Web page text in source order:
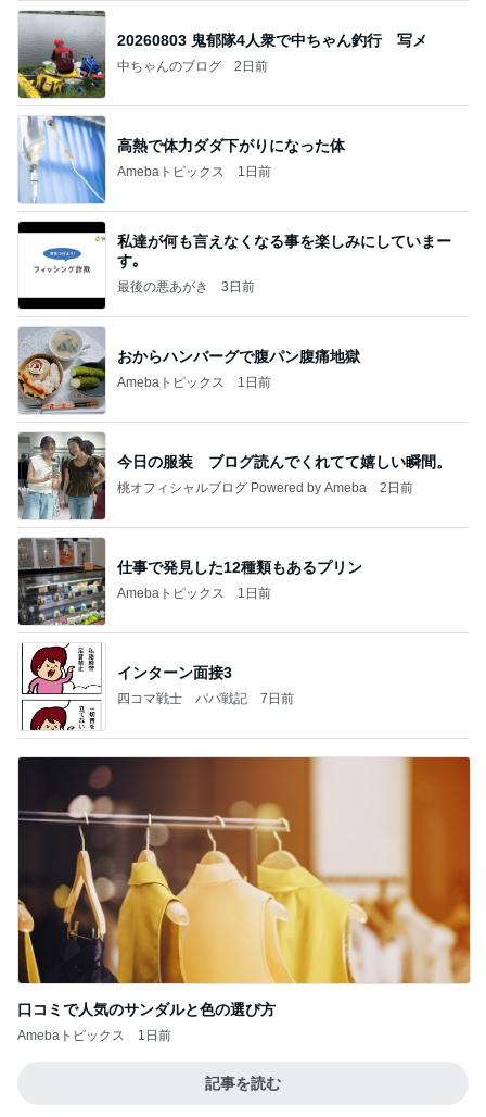
20260803 鬼郁隊4人衆で中ちゃん釣行 写メ
中ちゃんのブログ 2日前
高熱で体力ダダ下がりになった体
Amebaトピックス 1日前
私達が何も言えなくなる事を楽しみにしていまー
す｡
最後の悪あがき 3日前
おからハンバーグで腹パン腹痛地獄
Amebaトピックス 1日前
今日の服装 ブログ読んでくれてて嬉しい瞬間。
桃オフィシャルブログ Powered by Ameba 2日前
仕事で発見した12種類もあるプリン
Amebaトピックス 1日前
インターン面接3
四コマ戦士 パパ戦記 7日前
口コミで人気のサンダルと色の選び方
Amebaトピックス 1日前
記事を読む